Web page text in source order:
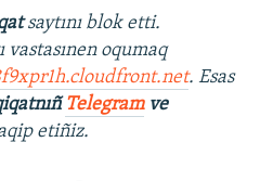
saytını blok etti.
vastasınen oqumaq
. Esas
Telegramve
etiñiz.